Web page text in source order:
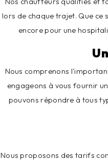
lors de chaque trajet. Que ce
encore pour une
Nous comprenons
engageons à vous fournir
pouvons répondre à tous
Nous proposons des tarifs